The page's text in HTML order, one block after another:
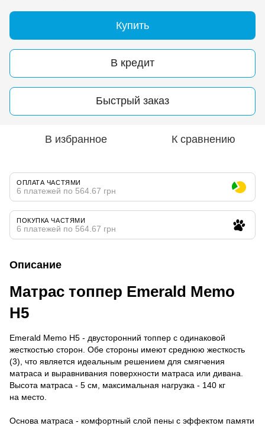
Купить
В кредит
Быстрый заказ
В избранное К сравнению
ОПЛАТА ЧАСТЯМИ
6 платежей по 564.67 грн
ПОКУПКА ЧАСТЯМИ
6 платежей по 564.67 грн
Описание
Матрас топпер Emerald Memo
H5
Emerald Memo Н5 - двусторонний топпер с одинаковой
жесткостью сторон. Обе стороны имеют среднюю жесткость
(3), что является идеальным решением для смягчения
матраса и выравнивания поверхности матраса или дивана.
Высота матраса - 5 см, максимальная нагрузка - 140 кг
на место.
Основа матраса - комфортный слой пены с эффектом памяти